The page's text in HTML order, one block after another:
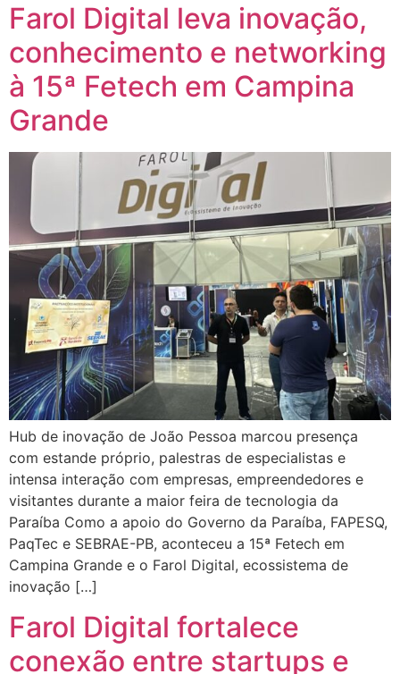
Farol Digital leva inovação,
conhecimento e networking
à 15ª Fetech em Campina
Grande
Hub de inovação de João Pessoa marcou presença
com estande próprio, palestras de especialistas e
intensa interação com empresas, empreendedores e
visitantes durante a maior feira de tecnologia da
Paraíba Como a apoio do Governo da Paraíba, FAPESQ,
PaqTec e SEBRAE-PB, aconteceu a 15ª Fetech em
Campina Grande e o Farol Digital, ecossistema de
inovação […]
Farol Digital fortalece
conexão entre startups e